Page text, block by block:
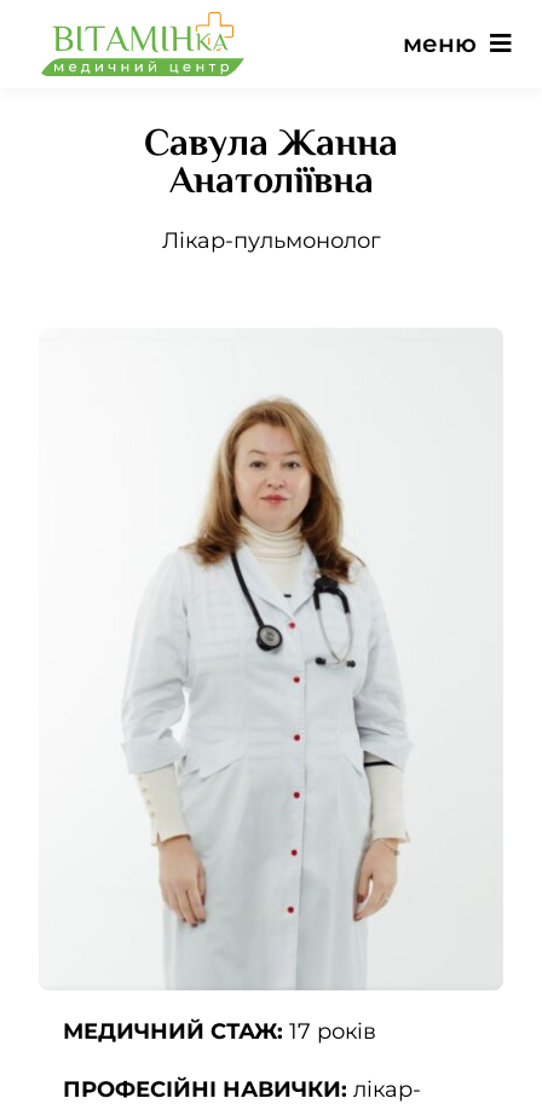
вмісту
меню
Головна
Відгуки
Новини
Контакти
UK
Савула Жанна
Анатоліївна
Лікар-пульмонолог
МЕДИЧНИЙ СТАЖ: 17 років
ПРОФЕСІЙНІ НАВИЧКИ: лікар-